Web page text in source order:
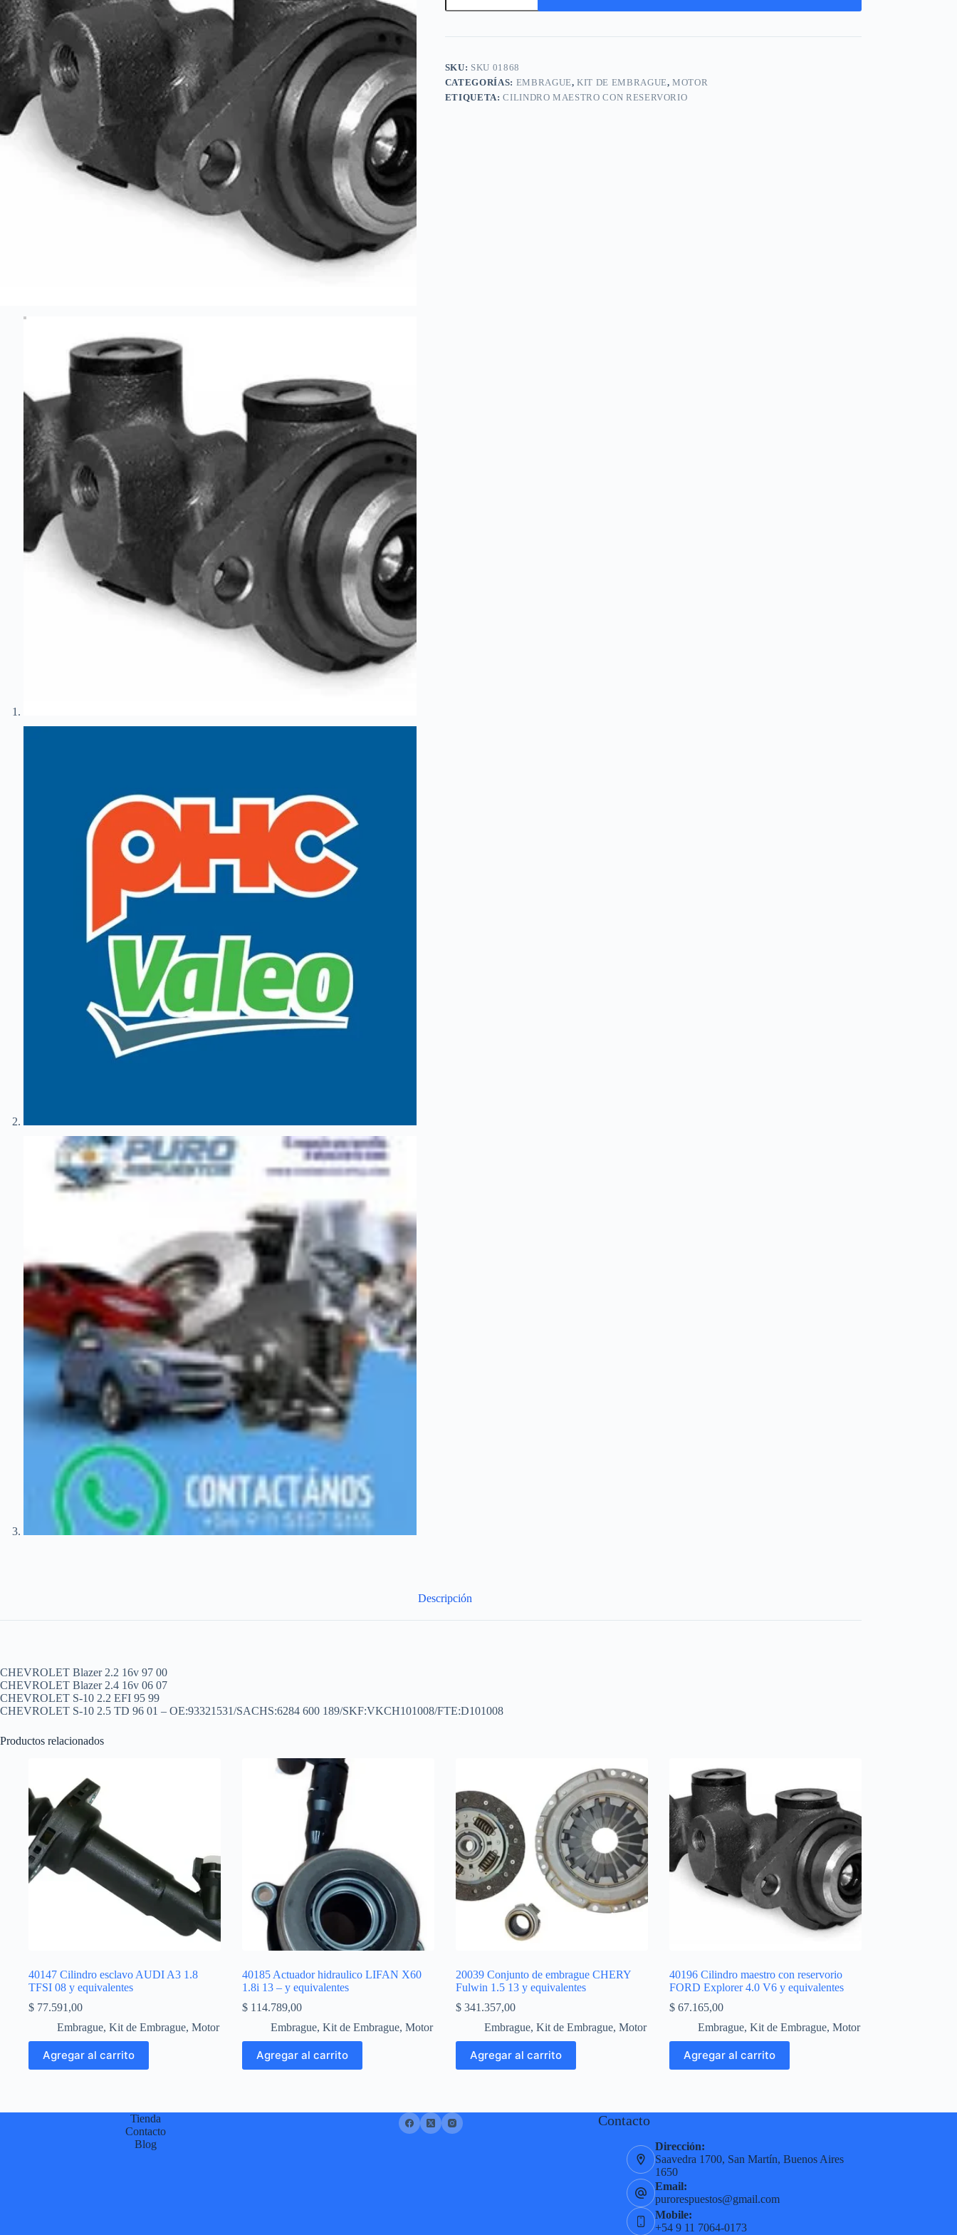
con
CHEVROLET
2.2
y
equivalentes
cantidad
r
n
a
SKU: SKU 01868
CATEGORÍAS: EMBRAGUE,KIT DE EMBRAGUE,MOTOR
ETIQUETA:CILINDRO MAESTRO CON RESERVORIO
Descripción
CHEVROLET Blazer 2.2 16v 97 00
CHEVROLET Blazer 2.4 16v 06 07
CHEVROLET S-10 2.2 EFI 95 99
CHEVROLET S-10 2.5 TD 96 01 – OE:93321531/SACHS:6284 600 189/SKF:VKCH101008/FTE:D101008
Productos relacionados
40147 Cilindro esclavo AUDI A3 1.8
TFSI 08 y equivalentes
$ 77.591,00
Embrague, Kit de Embrague, Motor
Agregar al carrito
40185 Actuador hidraulico LIFAN X60
1.8i 13 – y equivalentes
$114.789,00
Embrague, Kit de Embrague, Motor
Agregar al carrito
20039 Conjunto de embrague CHERY
Fulwin 1.5 13 y equivalentes
$341.357,00
Embrague, Kit de Embrague, Motor
Agregar al carrito
40196 Cilindro maestro con reservorio
FORD Explorer 4.0 V6 y equivalentes
$67.165,00
Embrague, Kit de Embrague, Motor
Agregar al carrito
Tienda
Contacto
Blog
Contacto
Dirección:
Saavedra 1700, San Martín, Buenos Aires
1650
Email:
purorespuestos@gmail.com
Mobile:
+54 9 11 7064-0173